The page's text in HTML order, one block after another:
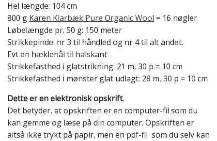
Hel længde: 104 cm
800 g Karen Klarbæk Pure Organic Wool = 16 nøgler
Løbelængde pr. 50 g: 150 meter
Strikkepinde: nr 3 til håndled og nr 4 til alt andet.
Evt en hæklenål til halskant
Strikkefasthed i glatstrikning: 21 m, 30 p = 10 cm
Strikkefasthed i mønster glat udlagt: 28 m, 30 p = 10 cm
Dette er en elektronisk opskrift.
Det betyder, at opskriften er en computer-fil som du
kan gemme og læse på din computer. Opskriften er
altså ikke trykt på papir, men en pdf-fil som du selv kan